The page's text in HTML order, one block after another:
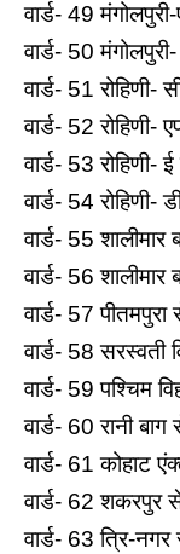
वार्ड- 49
वार्ड- 50
वार्ड- 51 रोहिणी-
वार्ड- 52 रोहिणी-
वार्ड- 53 रोहिणी-
वार्ड- 54 रोहिणी-
वार्ड- 55
वार्ड- 56 शालीमार
वार्ड- 57
वार्ड- 58 सरस्वती
वार्ड- 59 पश्चिम
वार्ड- 60 रानी
वार्ड- 61 कोहाट
वार्ड- 62 शकरपुर
वार्ड- 63 त्रि-